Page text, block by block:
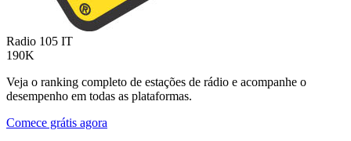
Radio 105 IT
190K
Veja o ranking completo de estações de rádio e acompanhe o
desempenho em todas as plataformas.
Comece grátis agora